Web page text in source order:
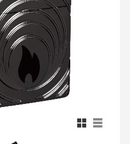
Rutnätsvy
Listvy